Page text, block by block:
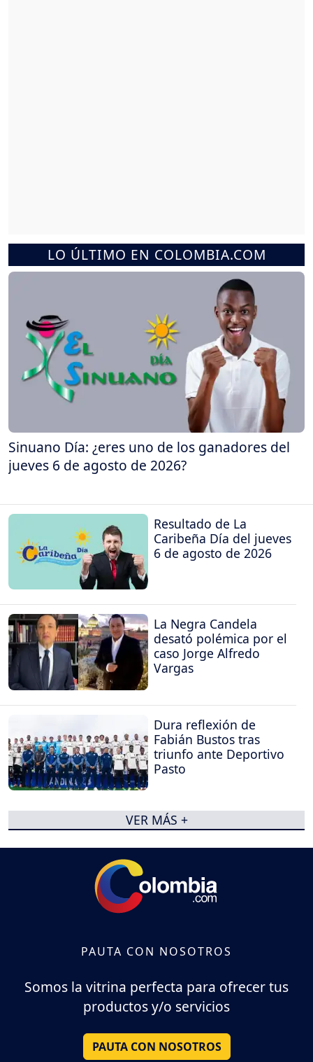
LO ÚLTIMO EN COLOMBIA.COM
Sinuano Día: ¿eres uno de los ganadores del
jueves 6 de agosto de 2026?
Resultado de La
Caribeña Día del jueves
6 de agosto de 2026
La Negra Candela
desató polémica por el
caso Jorge Alfredo
Vargas
Dura reflexión de
Fabián Bustos tras
triunfo ante Deportivo
Pasto
VER MÁS +
PAUTA CON NOSOTROS
Somos la vitrina perfecta para ofrecer tus
productos y/o servicios
PAUTA CON NOSOTROS